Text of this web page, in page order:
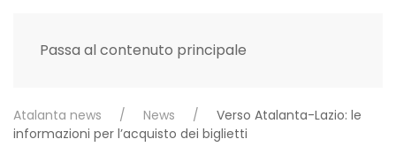
Passa al contenuto principale
Atalanta news News
Verso Atalanta-Lazio: le
informazioni per l’acquisto dei biglietti